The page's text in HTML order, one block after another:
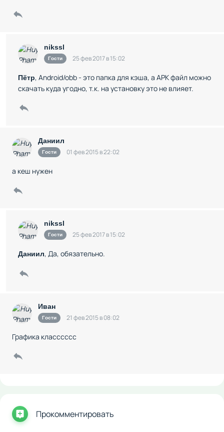
nikssl
Гости 25 фев 2017 в 15:02
Пётр, Android/obb - это папка для кэша, а APK файл можно
скачать куда угодно, т.к. на установку это не влияет.
Даниил
Гости 01 фев 2015 в 22:02
а кеш нужен
nikssl
Гости 25 фев 2017 в 15:02
Даниил, Да, обязательно.
Иван
Гости 21 фев 2015 в 08:02
Графика класссссс
Прокомментировать